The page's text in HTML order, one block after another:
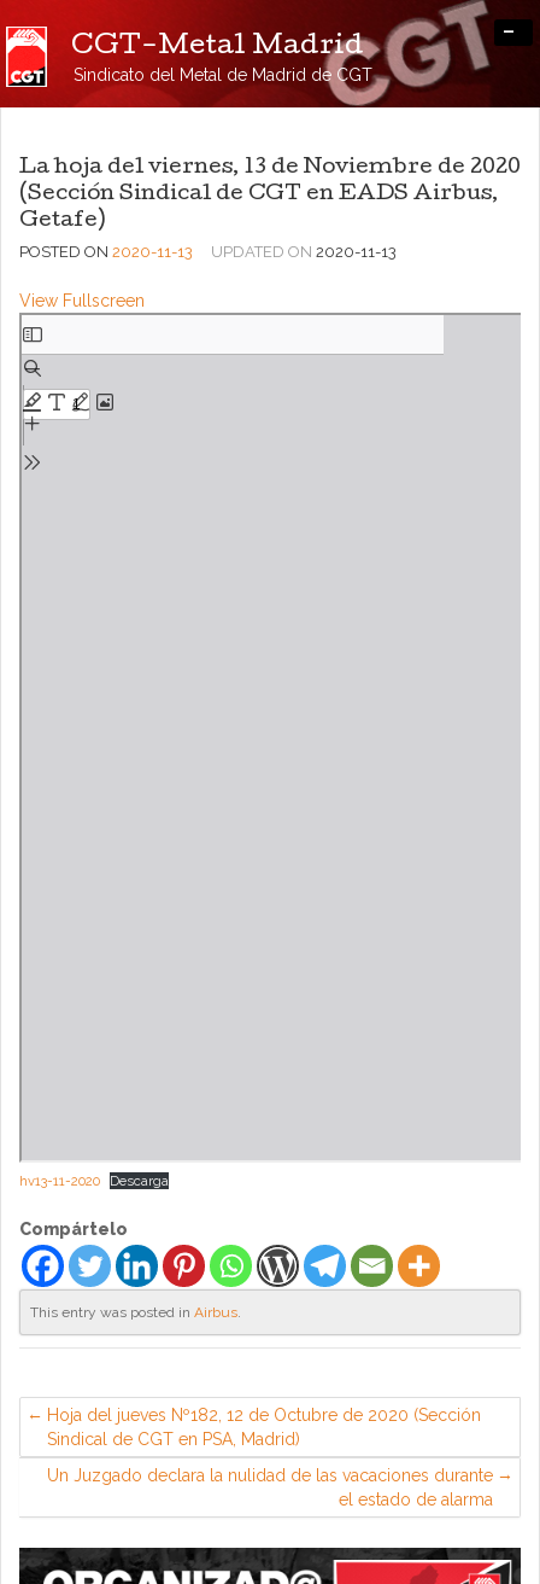
CGT-Metal Madrid
Sindicato del Metal de Madrid de CGT
-
La hoja del viernes, 13 de Noviembre de 2020
(Sección Sindical de CGT en EADS Airbus,
Getafe)
POSTED ON 2020-11-13 UPDATED ON 2020-11-13
View Fullscreen
Saltar
al
contenido
del
PDF
hv13-11-2020 Descarga
Compártelo
This entry was posted in Airbus.
Hoja del jueves Nº182, 12 de Octubre de 2020 (Sección
Sindical de CGT en PSA, Madrid)
Un Juzgado declara la nulidad de las vacaciones durante
el estado de alarma